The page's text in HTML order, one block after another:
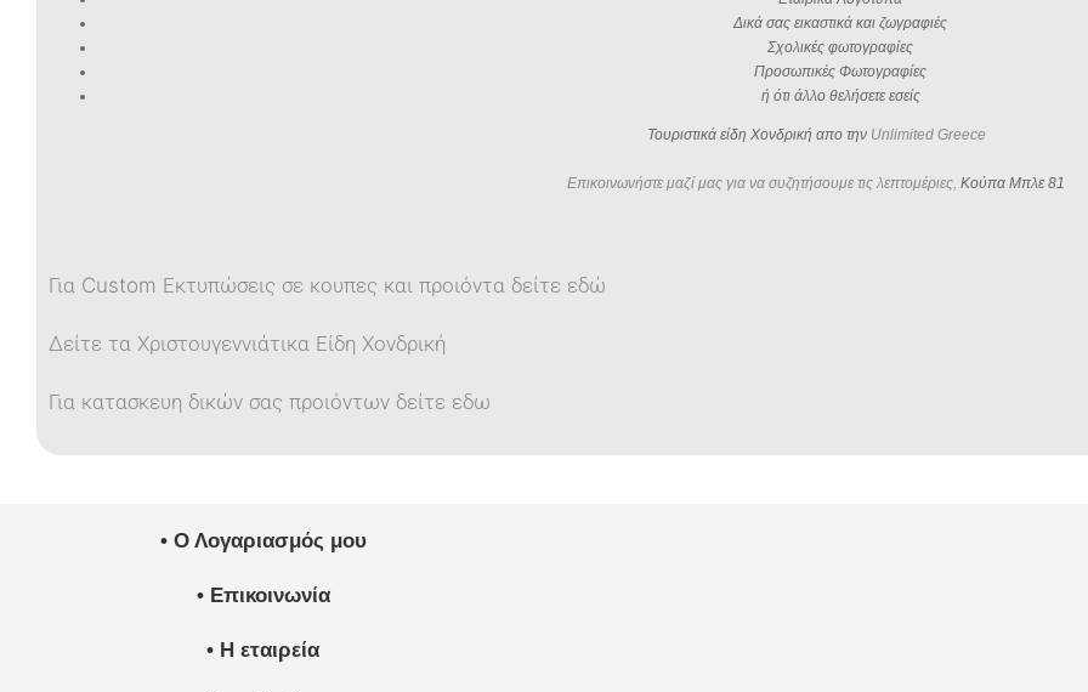
Δικά σας εικαστικά και ζωγραφιές
Σχολικές φωτογραφίες
Προσωπικές Φωτογραφίες
ή ότι άλλο θελήσετε εσείς
Τουριστικά είδη Χονδρική απο την Unlimited Greece
Επικοινωνήστε μαζί μας για να συζητήσουμε τις λεπτομέριες, Κούπα Μπλε 81
Για Custom Εκτυπώσεις σε κουπες και προιόντα δείτε εδώ
Δείτε τα Χριστουγεννιάτικα Είδη Χονδρική
Για κατασκευη δικών σας προιόντων δείτε εδω
• Ο Λογαριασμός μου
• Επικοινωνία
• Η εταιρεία